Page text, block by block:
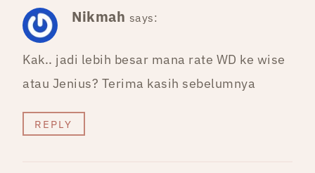
Nikmah says:
Kak.. jadi lebih besar mana rate WD ke wise
atau Jenius? Terima kasih sebelumnya
REPLY